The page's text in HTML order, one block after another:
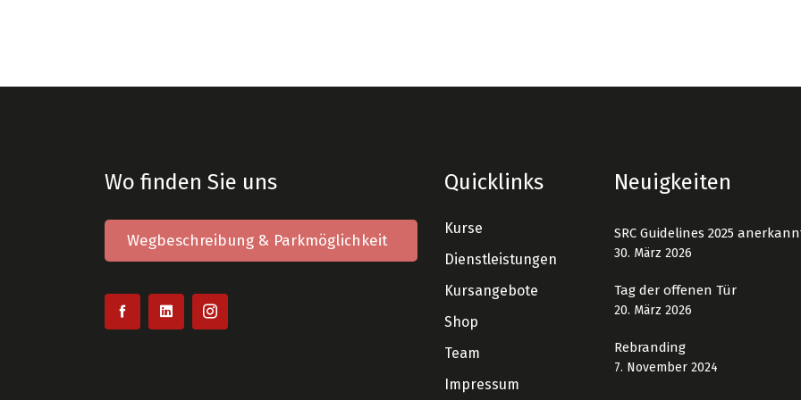
Wo finden Sie uns
Wegbeschreibung & Parkmöglichkeit
Quicklinks
Kurse
Dienstleistungen
Kursangebote
Shop
Team
Impressum
Neuigkeiten
SRC Guidelines 2025
30. März 2026
Tag der offenen Tür
20. März 2026
Rebranding
7. November 2024